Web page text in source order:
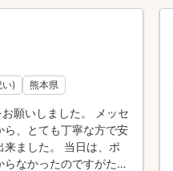
) 熊本県
願いしました。 メッセ
ら、とても丁寧な方で安
来ました。 当日は、ポ
なかったのですがたく